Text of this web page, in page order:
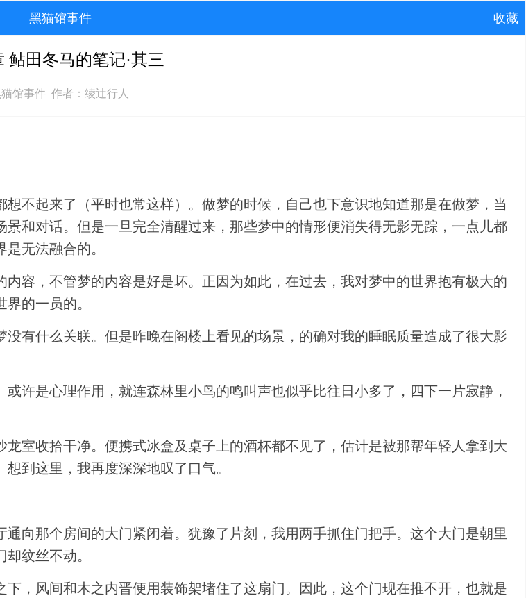
黑猫馆事件 收藏
鲇田冬马的笔记·其三
馆事件 作者：绫辻行人
不起来了（平时也常这样）。做梦的时候，自己也下意识地知道那是在做梦，当
和对话。但是一旦完全清醒过来，那些梦中的情形便消失得无影无踪，一点儿都
无法融合的。
容，不管梦的内容是好是坏。正因为如此，在过去，我对梦中的世界抱有极大的
的一员的。
有什么关联。但是昨晚在阁楼上看见的场景，的确对我的睡眠质量造成了很大影
许是心理作用，就连森林里小鸟的鸣叫声也似乎比往日小多了，四下一片寂静，
室收拾干净。便携式冰盒及桌子上的酒杯都不见了，估计是被那帮年轻人拿到大
到这里，我再度深深地叹了口气。
向那个房间的大门紧闭着。犹豫了片刻，我用两手抓住门把手。这个大门是朝里
纹丝不动。
，风间和木之内晋便用装饰架堵住了这扇门。因此，这个门现在推不开，也就是